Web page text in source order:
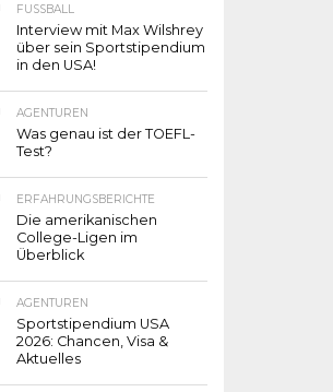
FUSSBALL
Interview mit Max Wilshrey
über sein Sportstipendium
in den USA!
AGENTUREN
Was genau ist der TOEFL-
Test?
ERFAHRUNGSBERICHTE
Die amerikanischen
College-Ligen im
Überblick
AGENTUREN
Sportstipendium USA
2026: Chancen, Visa &
Aktuelles